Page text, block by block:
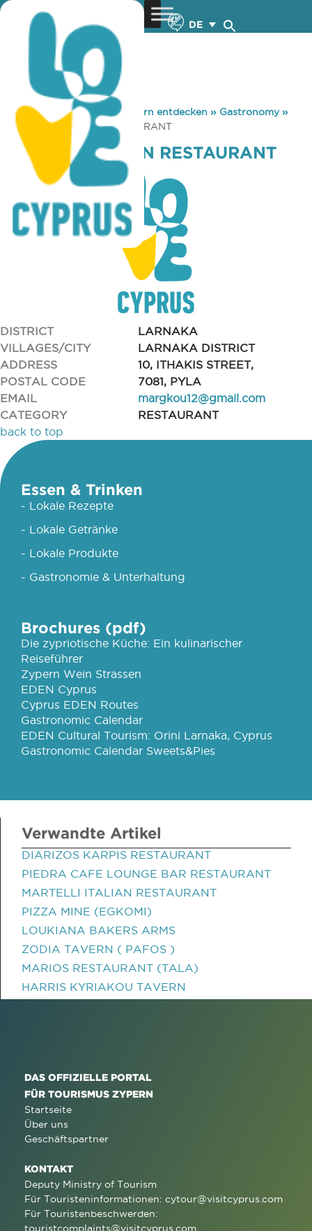
DE
You are here: Home »Zypern entdecken » Gastronomy»
MASALAS INDIAN RESTAURANT
MASALAS INDIAN RESTAURANT
DISTRICT
LARNAKA
VILLAGES/CITY
LARNAKA DISTRICT
ADDRESS
10, ITHAKIS STREET,
POSTAL CODE
7081, PYLA
EMAIL
margkou12@gmail.com
CATEGORY
RESTAURANT
back to top
Essen & Trinken
- Lokale Rezepte
- Lokale Getränke
- Lokale Produkte
- Gastronomie & Unterhaltung
Brochures (pdf)
Die zypriotische Küche: Ein kulinarischer
Reiseführer
Zypern Wein Strassen
EDEN Cyprus
Cyprus EDEN Routes
Gastronomic Calendar
EDEN Cultural Tourism: Orini Larnaka, Cyprus
Gastronomic Calendar Sweets&Pies
Verwandte Artikel
DIARIZOS KARPIS RESTAURANT
PIEDRA CAFE LOUNGE BAR RESTAURANT
MARTELLI ITALIAN RESTAURANT
PIZZA MINE (EGKOMI)
LOUKIANA BAKERS ARMS
ZODIA TAVERN ( PAFOS )
MARIOS RESTAURANT (TALA)
HARRIS KYRIAKOU TAVERN
DAS OFFIZIELLE PORTAL
FÜR TOURISMUS ZYPERN
Startseite
Über uns
Geschäftspartner
KONTAKT
Deputy Ministry of Tourism
Für Touristeninformationen: cytour@visitcyprus.com
Für Touristenbeschwerden:
touristcomplaints@visitcyprus.com